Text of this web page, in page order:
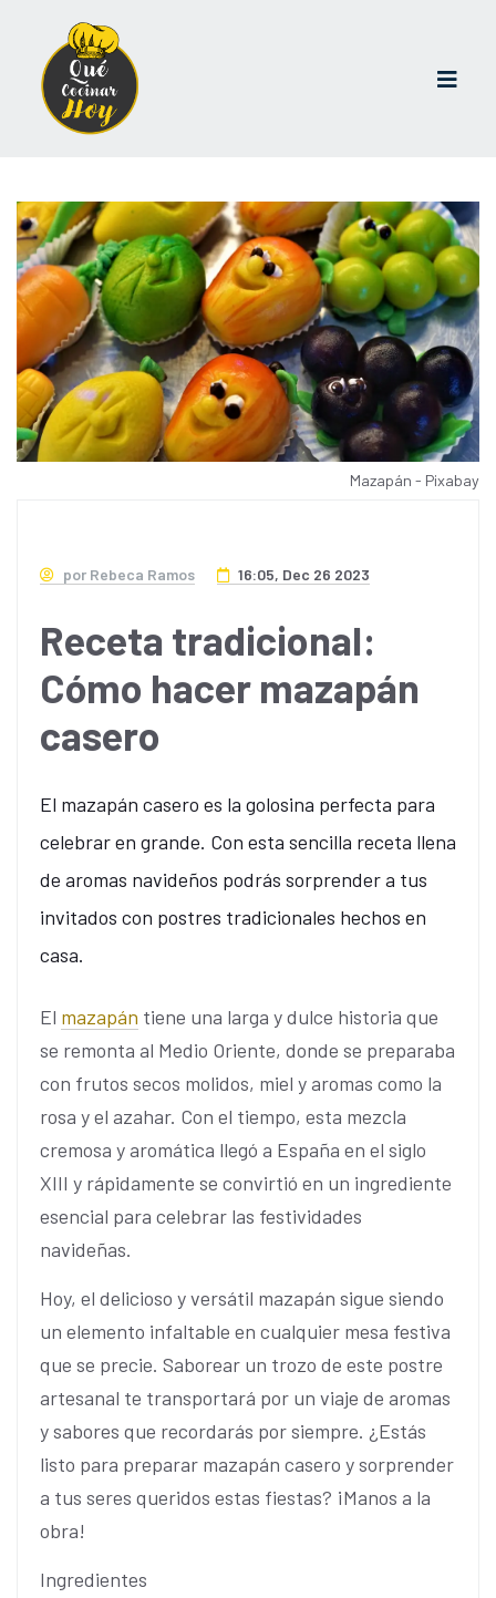
Mazapán - Pixabay
por Rebeca Ramos 16:05, Dec 26 2023
Receta tradicional:
Cómo hacer mazapán
casero
El mazapán casero es la golosina perfecta para
celebrar en grande. Con esta sencilla receta llena
de aromas navideños podrás sorprender a tus
invitados con postres tradicionales hechos en
casa.
El mazapán tiene una larga y dulce historia que
se remonta al Medio Oriente, donde se preparaba
con frutos secos molidos, miel y aromas como la
rosa y el azahar. Con el tiempo, esta mezcla
cremosa y aromática llegó a España en el siglo
XIII y rápidamente se convirtió en un ingrediente
esencial para celebrar las festividades
navideñas.
Hoy, el delicioso y versátil mazapán sigue siendo
un elemento infaltable en cualquier mesa festiva
que se precie. Saborear un trozo de este postre
artesanal te transportará por un viaje de aromas
y sabores que recordarás por siempre. ¿Estás
listo para preparar mazapán casero y sorprender
a tus seres queridos estas fiestas? ¡Manos a la
obra!
Ingredientes